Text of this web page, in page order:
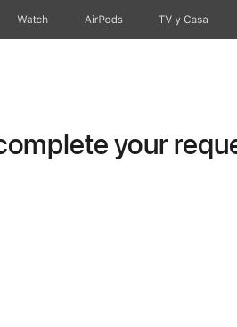
Watch AirPods TV & Casa
your